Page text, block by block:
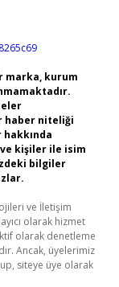
marka, kurum
haber niteliği
kişiler ile isim
bilgiler
ve İletişim
olarak hizmet
olarak denetleme
Ancak, üyelerimiz
siteye üye olarak